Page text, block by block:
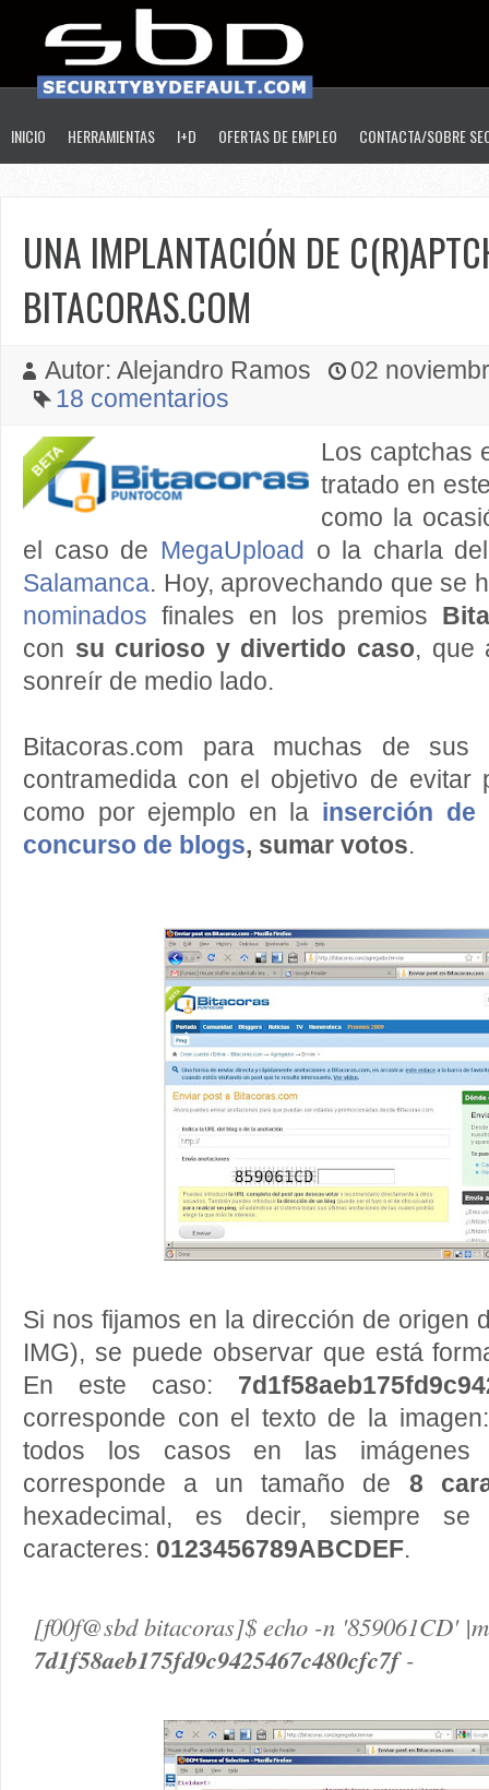
INICIO HERRAMIENTAS I+D OFERTAS DE EMPLEO CONTACTA/SOBRE
UNA IMPLANTACIÓN DE
BITACORAS.COM
Autor: Alejandro Ramos
02
18 comentarios
Los captchas
tratado en
como la
el caso de MegaUpload o la charla
Salamanca. Hoy, aprovechando que se
nominados finales en los premios
con su curioso y divertido caso, que
sonreír de medio lado.
Bitacoras.com para muchas de sus
contramedida con el objetivo de evitar
como por ejemplo en la inserción de
concurso de blogs, sumar votos.
Si nos fijamos en la dirección de origen
IMG), se puede observar que está
En este caso:
corresponde con el texto de la
todos los casos en las imágenes
corresponde a un tamaño de 8
hexadecimal, es decir, siempre
caracteres: 0123456789ABCDEF.
[f00f@sbd bitacoras]$ echo -n '859061CD'
7d1f58aeb175fd9c9425467c480cfc7f-